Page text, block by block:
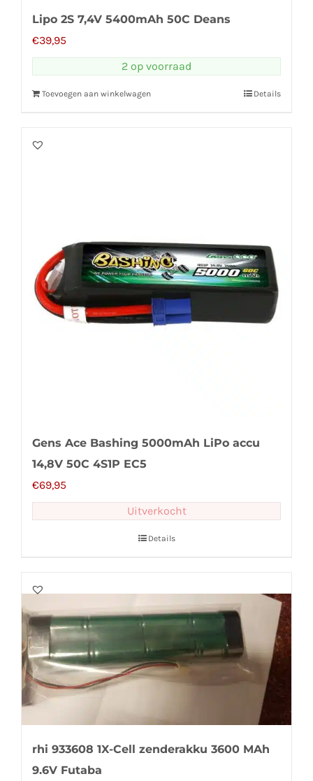
Lipo 2S 7,4V 5400mAh 50C Deans
€39,95
2 op voorraad
Toevoegen aan winkelwagen Details
Gens Ace Bashing 5000mAh LiPo accu
14,8V 50C 4S1P EC5
€69,95
Uitverkocht
Details
rhi 933608 1X-Cell zenderakku 3600 MAh
9.6V Futaba